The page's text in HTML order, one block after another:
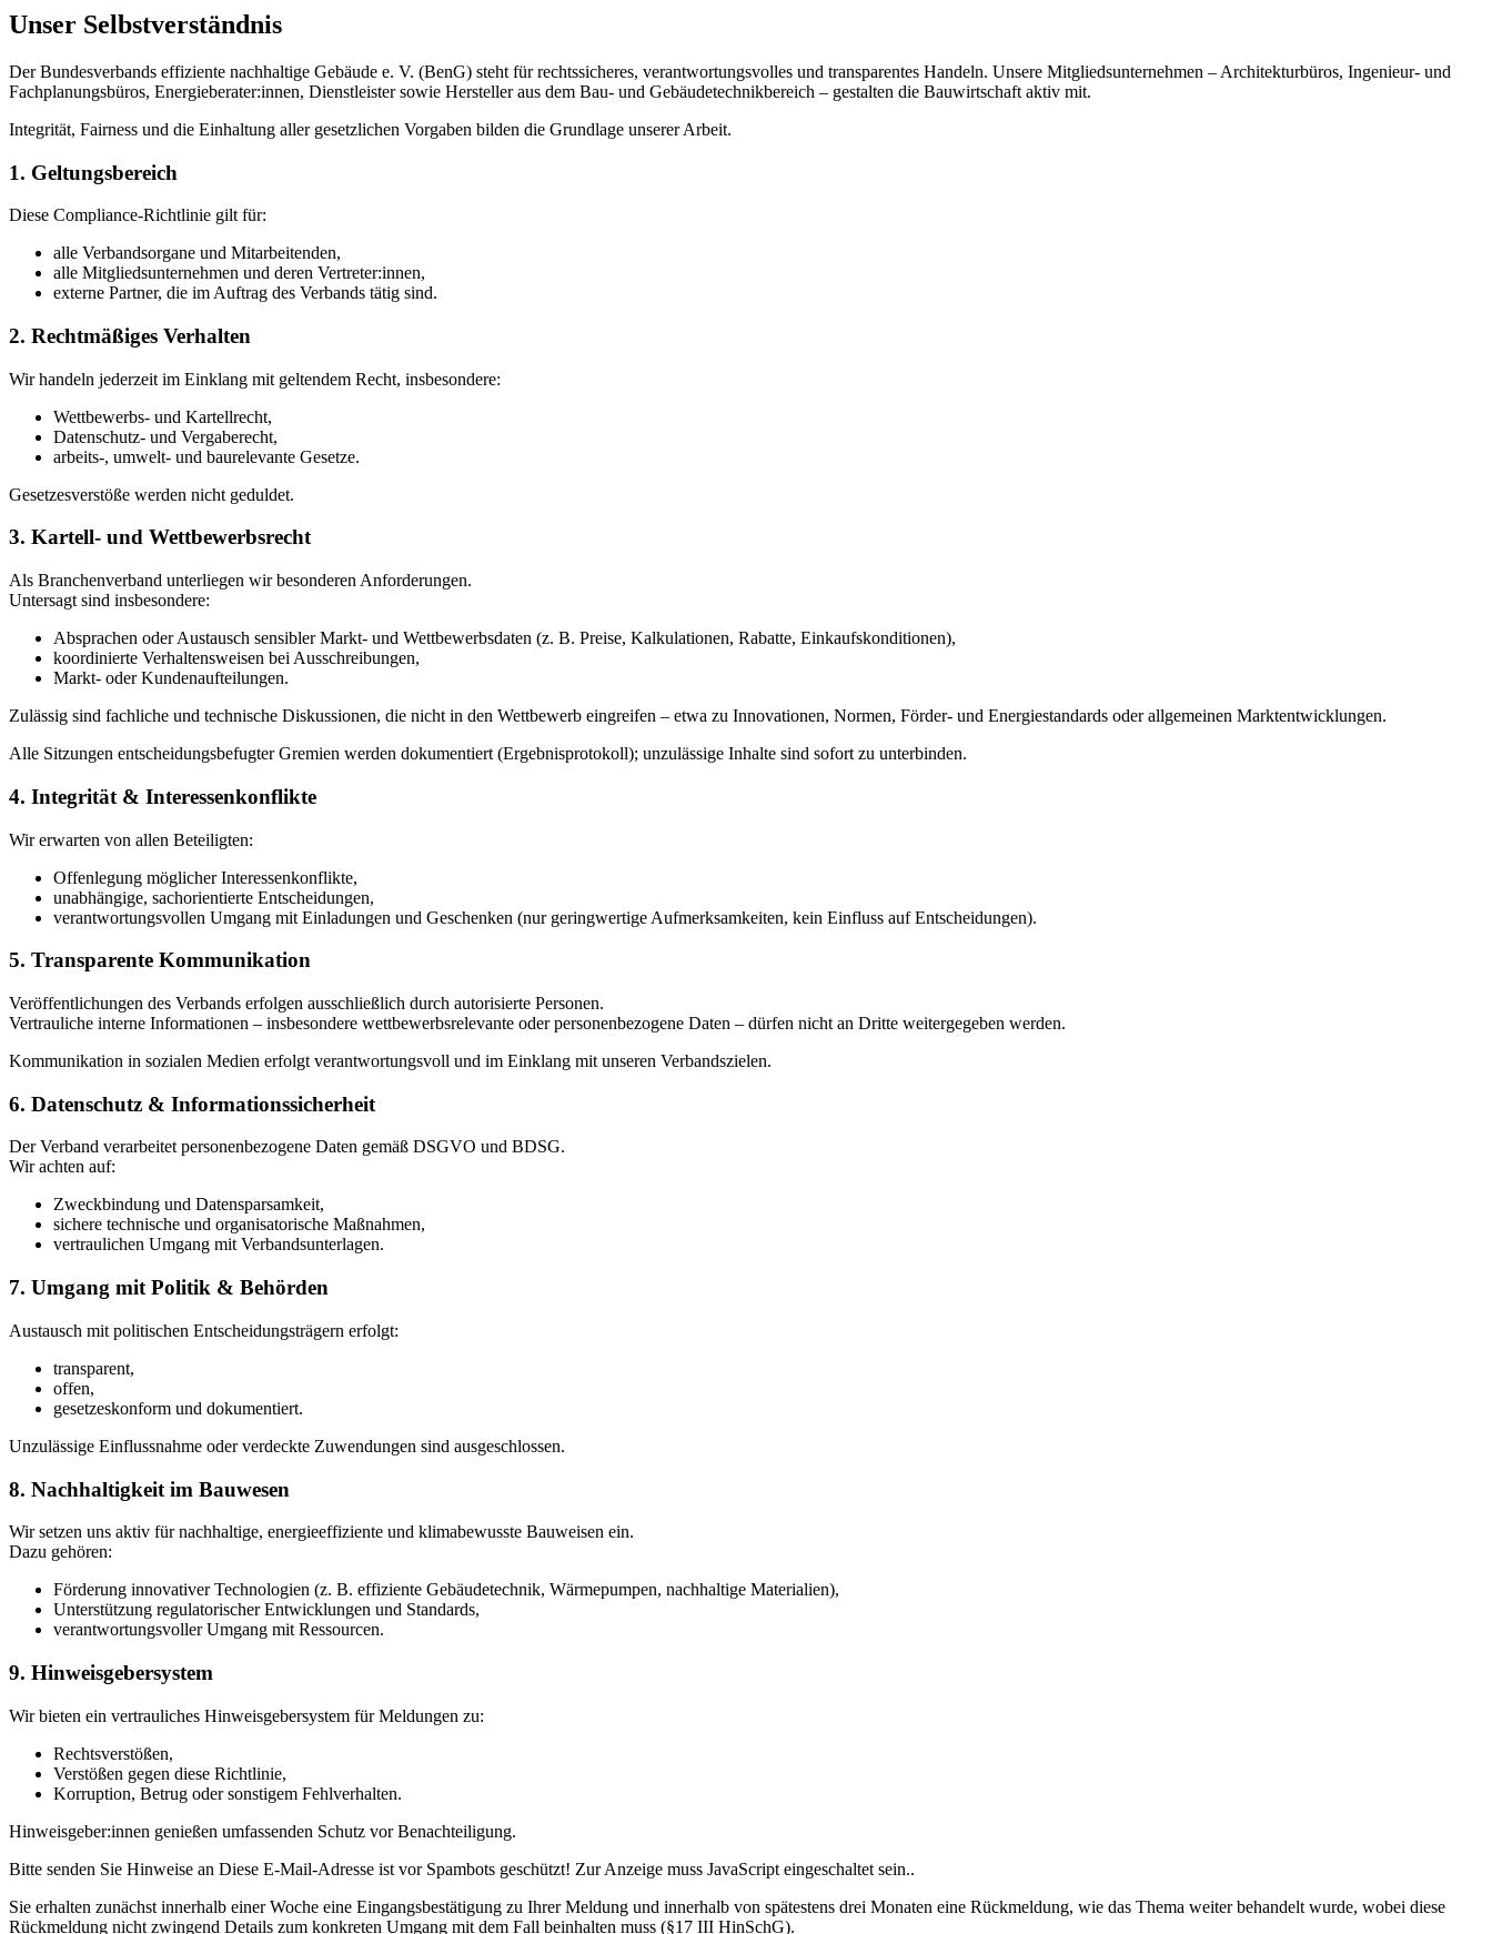
Unser Selbstverständnis
Der Bundesverbands effiziente nachhaltige Gebäude e. V. (BenG) steht für rechtssicheres, verantwortungsvolles und transparentes Handeln. Unsere Mitgliedsunternehmen – Architekturbüros, Ingenieur- und
Fachplanungsbüros, Energieberater:innen, Dienstleister sowie Hersteller aus dem Bau- und Gebäudetechnikbereich – gestalten die Bauwirtschaft aktiv mit.
Integrität, Fairness und die Einhaltung aller gesetzlichen Vorgaben bilden die Grundlage unserer Arbeit.
1. Geltungsbereich
Diese Compliance-Richtlinie gilt für:
alle Verbandsorgane und Mitarbeitenden,
alle Mitgliedsunternehmen und deren Vertreter:innen,
externe Partner, die im Auftrag des Verbands tätig sind.
2. Rechtmäßiges Verhalten
Wir handeln jederzeit im Einklang mit geltendem Recht, insbesondere:
Wettbewerbs- und Kartellrecht,
Datenschutz- und Vergaberecht,
arbeits-, umwelt- und baurelevante Gesetze.
Gesetzesverstöße werden nicht geduldet.
3. Kartell- und Wettbewerbsrecht
Als Branchenverband unterliegen wir besonderen Anforderungen.
Untersagt sind insbesondere:
Absprachen oder Austausch sensibler Markt- und Wettbewerbsdaten (z. B. Preise, Kalkulationen, Rabatte, Einkaufskonditionen),
koordinierte Verhaltensweisen bei Ausschreibungen,
Markt- oder Kundenaufteilungen.
Zulässig sind fachliche und technische Diskussionen, die nicht in den Wettbewerb eingreifen – etwa zu Innovationen, Normen, Förder- und Energiestandards oder allgemeinen Marktentwicklungen.
Alle Sitzungen entscheidungsbefugter Gremien werden dokumentiert (Ergebnisprotokoll); unzulässige Inhalte sind sofort zu unterbinden.
4. Integrität & Interessenkonflikte
Wir erwarten von allen Beteiligten:
Offenlegung möglicher Interessenkonflikte,
unabhängige, sachorientierte Entscheidungen,
verantwortungsvollen Umgang mit Einladungen und Geschenken (nur geringwertige Aufmerksamkeiten, kein Einfluss auf Entscheidungen).
5. Transparente Kommunikation
Veröffentlichungen des Verbands erfolgen ausschließlich durch autorisierte Personen.
Vertrauliche interne Informationen – insbesondere wettbewerbsrelevante oder personenbezogene Daten – dürfen nicht an Dritte weitergegeben werden.
Kommunikation in sozialen Medien erfolgt verantwortungsvoll und im Einklang mit unseren Verbandszielen.
6. Datenschutz & Informationssicherheit
Der Verband verarbeitet personenbezogene Daten gemäß DSGVO und BDSG.
Wir achten auf:
Zweckbindung und Datensparsamkeit,
sichere technische und organisatorische Maßnahmen,
vertraulichen Umgang mit Verbandsunterlagen.
7. Umgang mit Politik & Behörden
Austausch mit politischen Entscheidungsträgern erfolgt:
transparent,
offen,
gesetzeskonform und dokumentiert.
Unzulässige Einflussnahme oder verdeckte Zuwendungen sind ausgeschlossen.
8. Nachhaltigkeit im Bauwesen
Wir setzen uns aktiv für nachhaltige, energieeffiziente und klimabewusste Bauweisen ein.
Dazu gehören:
Förderung innovativer Technologien (z. B. effiziente Gebäudetechnik, Wärmepumpen, nachhaltige Materialien),
Unterstützung regulatorischer Entwicklungen und Standards,
verantwortungsvoller Umgang mit Ressourcen.
9. Hinweisgebersystem
Wir bieten ein vertrauliches Hinweisgebersystem für Meldungen zu:
Rechtsverstößen,
Verstößen gegen diese Richtlinie,
Korruption, Betrug oder sonstigem Fehlverhalten.
Hinweisgeber:innen genießen umfassenden Schutz vor Benachteiligung.
Bitte senden Sie Hinweise an Diese E-Mail-Adresse ist vor Spambots geschützt! Zur Anzeige muss JavaScript eingeschaltet sein..
Sie erhalten zunächst innerhalb einer Woche eine Eingangsbestätigung zu Ihrer Meldung und innerhalb von spätestens drei Monaten eine Rückmeldung, wie das Thema weiter behandelt wurde, wobei diese
Rückmeldung nicht zwingend Details zum konkreten Umgang mit dem Fall beinhalten muss (§17 III HinSchG).